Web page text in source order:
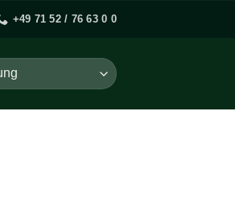
+49 71 52 / 76 63 0 0